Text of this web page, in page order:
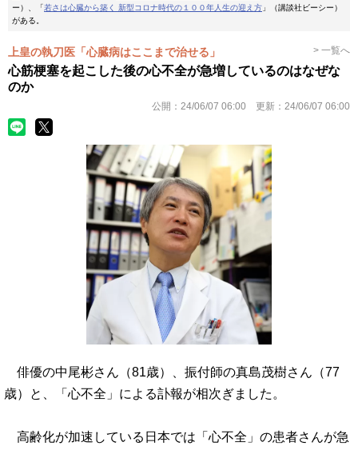
ー）、「若さは心臓から築く 新型コロナ時代の１００年人生の迎え方 」（講談社ビーシー）
がある。
上皇の執刀医「心臓病はここまで治せる」 > 一覧へ
心筋梗塞を起こした後の心不全が急増しているのはなぜな
のか
公開： 24/06/07 06:00 更新： 24/06/07 06:00
俳優の中尾彬さん（81歳）、振付師の真島茂樹さん（77
歳）と、「心不全」による訃報が相次ぎました。
高齢化が加速している日本では「心不全」の患者さんが急